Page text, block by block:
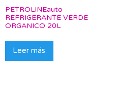
PETROLINEauto
REFRIGERANTE VERDE
ORGANICO 20L
Leer más